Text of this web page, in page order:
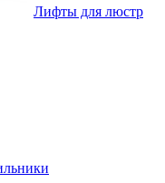
Лифты для люстр